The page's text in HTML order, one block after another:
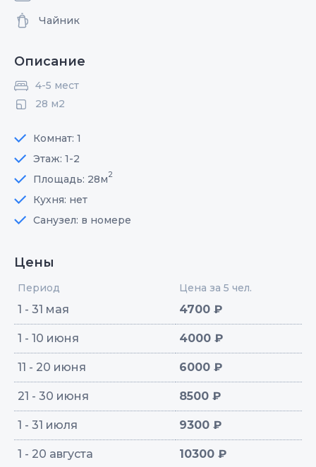
Чайник
Описание
4-5 мест
28 м2
Комнат: 1
Этаж: 1-2
Площадь: 28м2
Кухня: нет
Санузел: в номере
Цены
Период Цена за 5 чел.
1 - 31 мая 4700 ₽
1 - 10 июня 4000 ₽
11 - 20 июня 6000 ₽
21 - 30 июня 8500 ₽
1 - 31 июля 9300 ₽
1 - 20 августа 10300 ₽